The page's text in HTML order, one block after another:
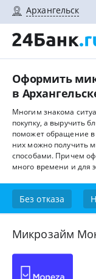
Архангельск
Оформить
в
Многим знакома
покупку, а выручить
поможет обращение
них можно получить
способами. Причем
много времени и для
Без отказа
Микрозайм